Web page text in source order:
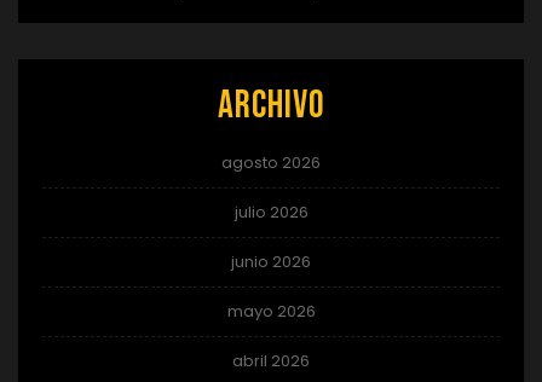
Archivo
agosto 2026
julio 2026
junio 2026
mayo 2026
abril 2026